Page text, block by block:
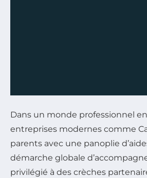
Dans un monde professionnel
entreprises modernes comme
parents avec une panoplie
démarche globale
privilégié à des crèches